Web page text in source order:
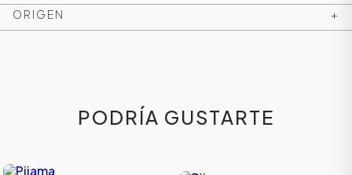
ORIGEN
+
PODRÍA GUSTARTE